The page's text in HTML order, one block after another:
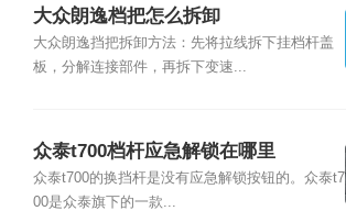
大众朗逸档把怎么拆卸
大众朗逸挡把拆卸方法：先将拉线拆下挂档杆盖
板，分解连接部件，再拆下变速...
众泰t700档杆应急解锁在哪里
众泰t700的换挡杆是没有应急解锁按钮的。众泰t7
00是众泰旗下的一款...